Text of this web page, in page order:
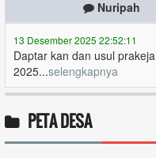
13 Desember 2025 22:52:11
Daptar kan dan usul prakeja
2025...selengkapnya
Erizal
09 Desember 2025 13:48:42
Token listrik...selengkapnya
PETA DESA